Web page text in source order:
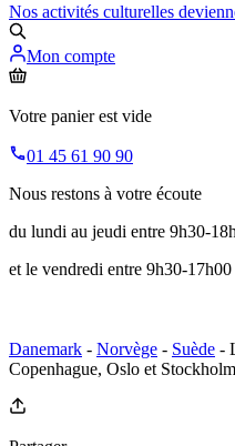
Nos activités culturelles
Mon compte
Votre panier est vide
01 45 61 90 90
Nous restons à votre écoute
du lundi au jeudi entre 9h30-
et le vendredi entre 9h30-17h00
Danemark - Norvège - Suède -
Copenhague, Oslo et Stockholm